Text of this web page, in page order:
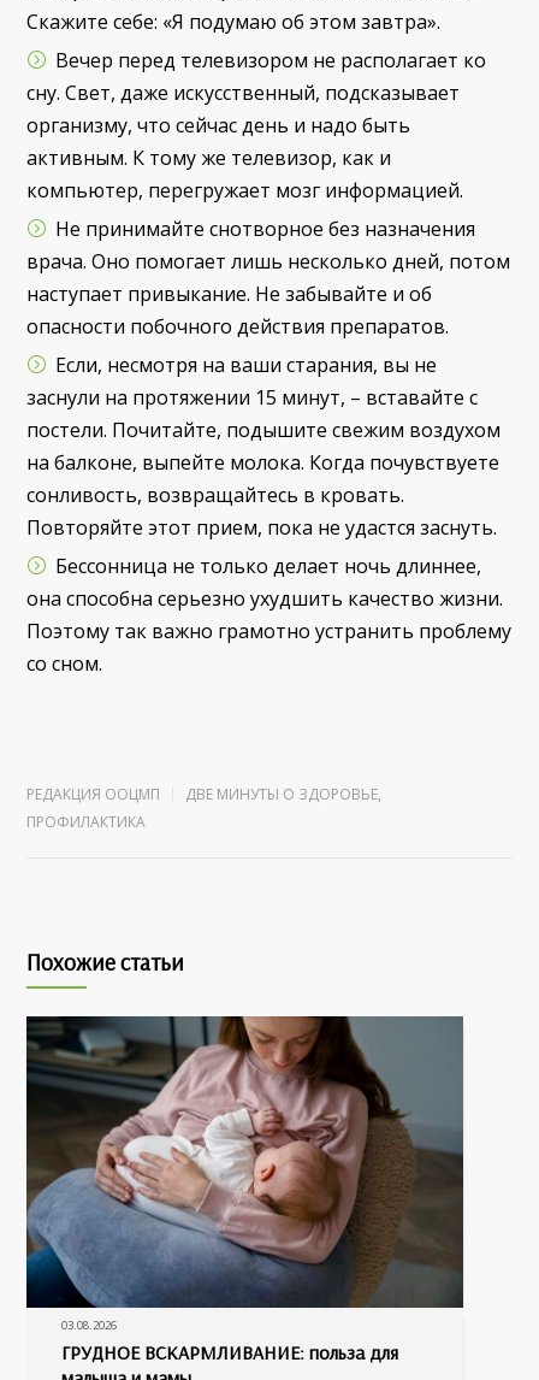
Скажите себе: «Я подумаю об этом завтра».
Вечер перед телевизором не располагает ко
сну. Свет, даже искусственный, подсказывает
организму, что сейчас день и надо быть
активным. К тому же телевизор, как и
компьютер, перегружает мозг информацией.
Не принимайте снотворное без назначения
врача. Оно помогает лишь несколько дней, потом
наступает привыкание. Не забывайте и об
опасности побочного действия препаратов.
Если, несмотря на ваши старания, вы не
заснули на протяжении 15 минут, – вставайте с
постели. Почитайте, подышите свежим воздухом
на балконе, выпейте молока. Когда почувствуете
сонливость, возвращайтесь в кровать.
Повторяйте этот прием, пока не удастся заснуть.
Бессонница не только делает ночь длиннее,
она способна серьезно ухудшить качество жизни.
Поэтому так важно грамотно устранить проблему
со сном.
РЕДАКЦИЯ ООЦМП ДВЕ МИНУТЫ О ЗДОРОВЬЕ,
ПРОФИЛАКТИКА
Похожие статьи
03.08.2026
ГРУДНОЕ ВСКАРМЛИВАНИЕ: польза для